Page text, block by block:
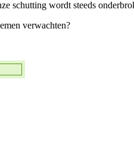
schutting wordt steeds
verwachten?